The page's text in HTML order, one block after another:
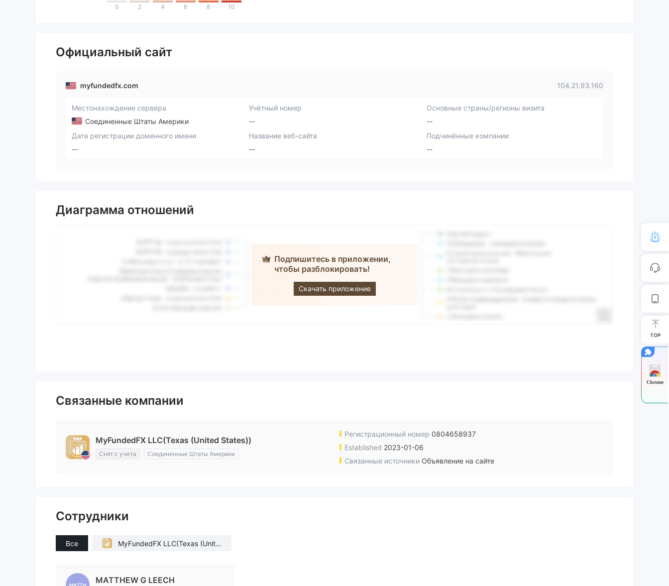
0 2 4 6 8 10
Официальный сайт
myfundedfx.com 104.21.93.160
Местонахождение сервера
Соединенные Штаты Америки
Учётный номер
--
Основные страны/регионы визита
--
Дата регистрации доменного имени
--
Название веб-сайта
--
Подчинённые компании
--
Диаграмма отношений
Подпишитесь в приложении,
чтобы разблокировать!
Скачать приложение
MyFundedFX
Связанные компании
MyFundedFX LLC(Texas (United States))
Снят с учета Соединенные Штаты Америки
Регистрационный номер 0804658937
Established 2023-01-06
Связанные источники Объявление на сайте
Сотрудники
Все
MyFundedFX LLC(Texas (Unite
MATTHEW G LEECH
TOP
Chrome